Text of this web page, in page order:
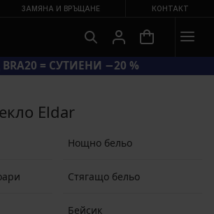
ЗАМЯНА И ВРЪЩАНЕ КОНТАКТ
= СУТИЕНИ −20 %
Eldar
Нощно бельо
Стягащо бельо
Бейсик